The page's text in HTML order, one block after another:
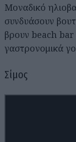
Μοναδικό
συνδυάσουν
βρουν beach bar
γαστρονομικά
Σίμος